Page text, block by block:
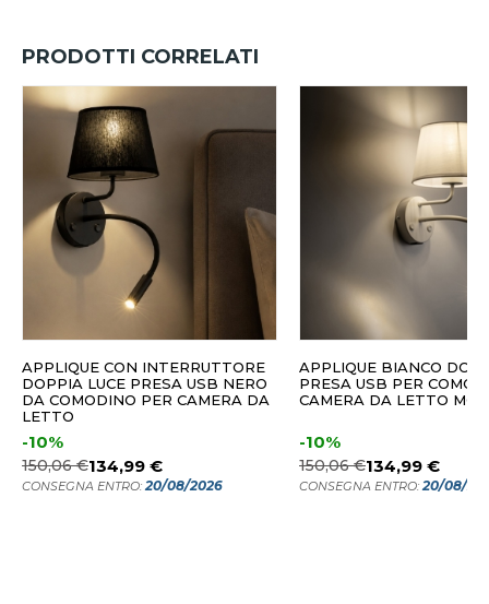
PRODOTTI CORRELATI
APPLIQUE CON INTERRUTTORE
DOPPIA LUCE PRESA USB NERO
DA COMODINO PER CAMERA DA
LETTO
-10%
150,06 €134,99 €
CONSEGNA ENTRO:20/08/2026
APPLIQUE BIANCO
PRESA USB PER
CAMERA DA LETTO
-10%
150,06 €134,99 €
CONSEGNA ENTRO:20/08/